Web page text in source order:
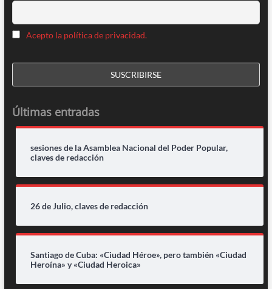
Acepto la política de privacidad.
Últimas entradas
sesiones de la Asamblea Nacional del Poder Popular,
claves de redacción
26 de Julio, claves de redacción
Santiago de Cuba: «Ciudad Héroe», pero también «Ciudad
Heroína» y «Ciudad Heroica»